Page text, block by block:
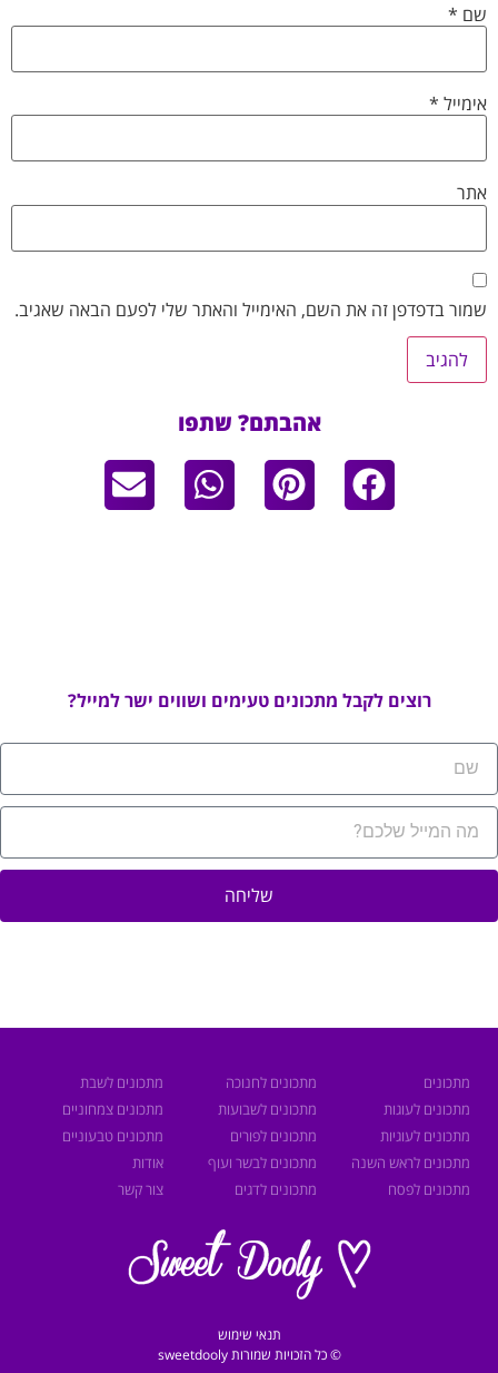
שם *
אימייל*
אתר
שמור בדפדפן זה את השם, האימייל והאתר שלי לפעם הבאה שאגיב.
אהבתם? שתפו
רוצים לקבל מתכונים טעימים ושווים ישר למייל?
שליחה
מתכונים
מתכונים לעוגות
מתכונים לעוגיות
מתכונים לראש השנה
מתכונים לפסח
מתכונים לחנוכה
מתכונים לשבועות
מתכונים לפורים
מתכונים לבשר ועוף
מתכונים לדגים
מתכונים לשבת
מתכונים צמחוניים
מתכונים טבעוניים
אודות
צור קשר
תנאי שימוש
© כל הזכויות שמורות sweetdooly